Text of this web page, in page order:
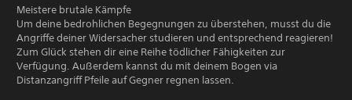
Meistere brutale Kämpfe
Um deine bedrohlichen Begegnungen zu überstehen, musst du die
Angriffe deiner Widersacher studieren und entsprechend reagieren!
Zum Glück stehen dir eine Reihe tödlicher Fähigkeiten zur
Verfügung. Außerdem kannst du mit deinem Bogen via
Distanzangriff Pfeile auf Gegner regnen lassen.